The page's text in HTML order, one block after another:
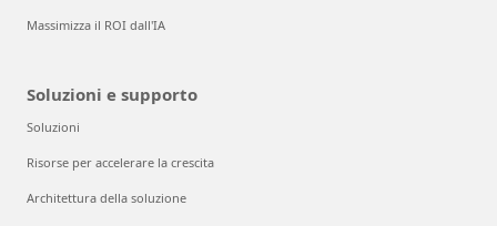
Massimizza il ROI dall'IA
Soluzioni e supporto
Soluzioni
Risorse per accelerare la crescita
Architettura della soluzione